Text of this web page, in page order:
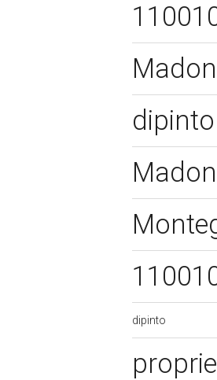
dipinto